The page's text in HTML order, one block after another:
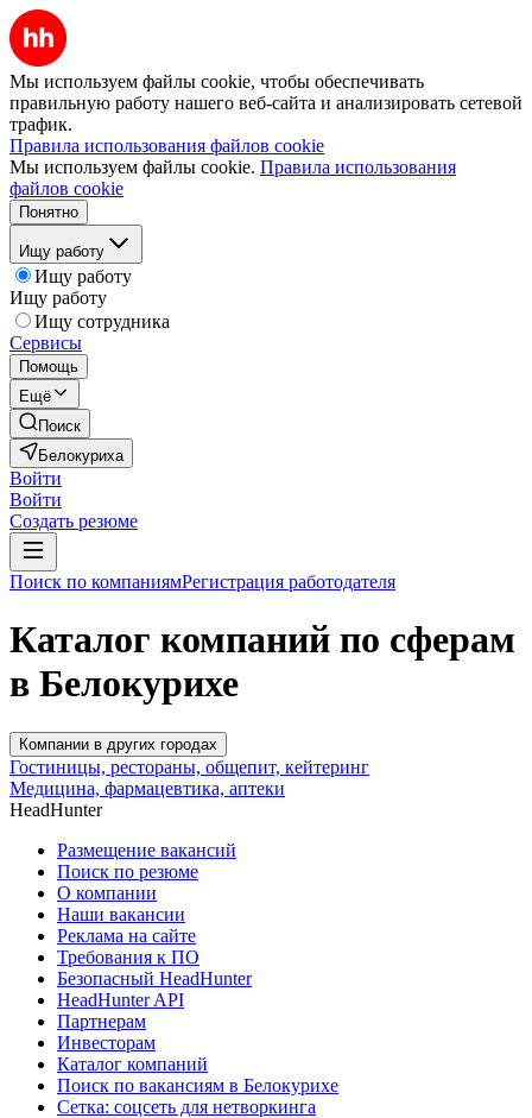
Мы используем файлы cookie, чтобы обеспечивать
правильную работу нашего веб-сайта и анализировать сетевой
трафик.
Правила использования файлов cookie
Мы используем файлы cookie. Правила использования
файлов cookie
Понятно
Ищу работу
Ищу работу
Ищу работу
Ищу сотрудника
Сервисы
Помощь
Ещё
Поиск
Белокуриха
Войти
Войти
Создать резюме
Поиск по компаниямРегистрация работодателя
Каталог компаний по сферам
в Белокурихе
Компании в других городах
Гостиницы, рестораны, общепит, кейтеринг
Медицина, фармацевтика, аптеки
HeadHunter
Размещение вакансий
Поиск по резюме
О компании
Наши вакансии
Реклама на сайте
Требования к ПО
Безопасный HeadHunter
HeadHunter API
Партнерам
Инвесторам
Каталог компаний
Поиск по вакансиям в Белокурихе
Сетка: соцсеть для нетворкинга